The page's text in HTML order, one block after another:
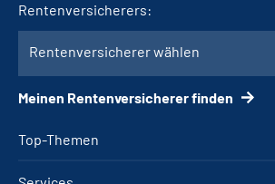
Top-Themen
Rentenversicherers:
Rentenversicherer wählen
Meinen Rentenversicherer finden